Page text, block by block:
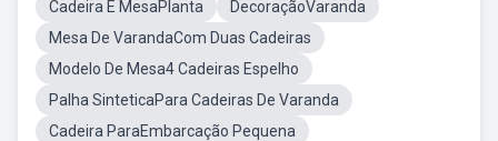
Cadeira E MesaPlanta
DecoraçãoVaranda
Mesa De VarandaCom Duas Cadeiras
Modelo De Mesa4 Cadeiras Espelho
Palha SinteticaPara Cadeiras De Varanda
Cadeira ParaEmbarcação Pequena